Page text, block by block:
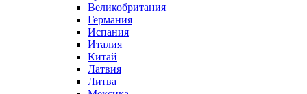
Великобритания
Германия
Испания
Италия
Китай
Латвия
Литва